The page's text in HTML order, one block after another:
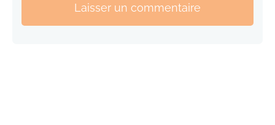
Laisser un commentaire